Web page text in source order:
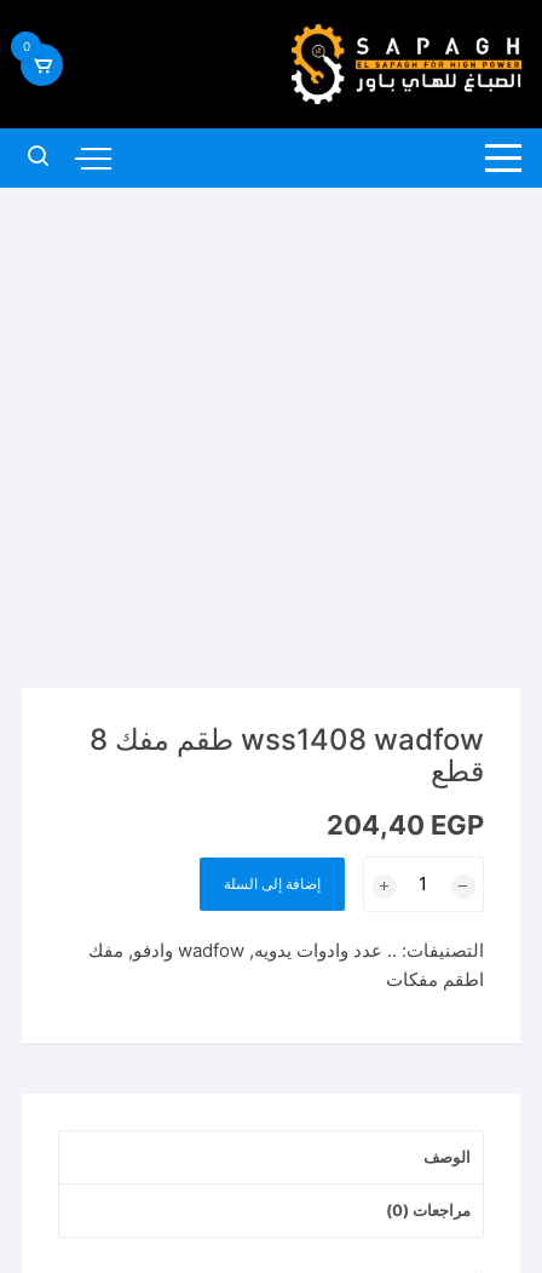
إلى
المحتوى
0
wss1408 wadfow طقم مفك 8
قطع
204,40 EGP
wss1408
طقم
مفك
إضافة إلى السلة
التصنيفات: .. عدد وادوات يدويه,wadfow وادفو , مفك
اطقم مفكات
الوصف
مراجعات (0)